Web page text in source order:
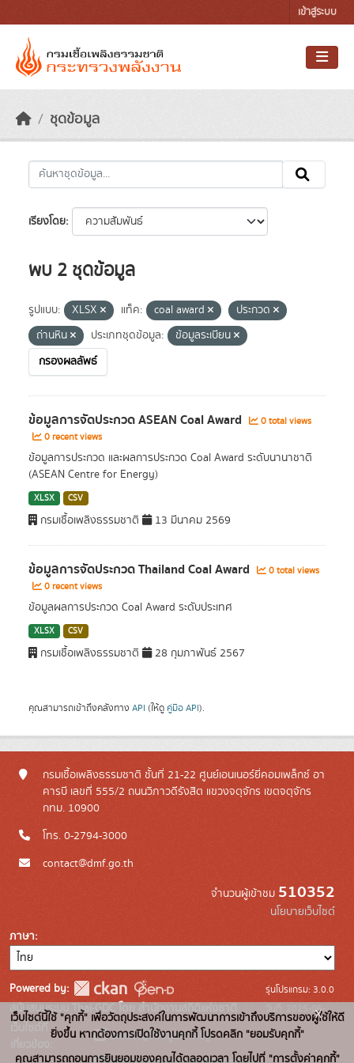
เข้าสู่ระบบ
ชุดข้อมูล
เรียงโดย
พบ 2 ชุดข้อมูล
รูปแบบ: XLSX แท็ค: coal award
ประกวด
ถ่านหิน
ประเภทชุดข้อมูล:
ข้อมูลระเบียน
กรองผลลัพธ์
ข้อมูลการจัดประกวด ASEAN Coal Award
0 total views
0 recent views
ข้อมูลการประกวด และผลการประกวด Coal Award ระดับนานาชาติ
(ASEAN Centre for Energy)
XLSX CSV
กรมเชื้อเพลิงธรรมชาติ 13 มีนาคม 2569
ข้อมูลการจัดประกวด Thailand Coal Award
0 total views
0 recent views
ข้อมูลผลการประกวด Coal Award ระดับประเทศ
XLSX CSV
กรมเชื้อเพลิงธรรมชาติ 28 กุมภาพันธ์ 2567
คุณสามารถเข้าถึงคลังทาง API (ให้ดู คู่มือ API).
กรมเชื้อเพลิงธรรมชาติ ชั้นที่ 21-22 ศูนย์เอนเนอร์ยี่คอมเพล็กซ์ อา
คารบี เลขที่ 555/2 ถนนวิภาวดีรังสิต แขวงจตุจักร เขตจตุจักร
กทม. 10900
โทร. 0-2794-3000
contact@dmf.go.th
จำนวนผู้เข้าชม 510352
นโยบายเว็บไซต์
ภาษา
Powered by:
สนับสนุนระบบ Thai-GDC โดย สำนักงานสถิติแห่งชาติ
ระบบบัญชีข้อมูลภาครัฐ
รุ่นโปรแกรม: 3.0.0
วันที่: 2025-06-
10
เว็บไซต์นี้ใช้ "คุกกี้" เพื่อวัตถุประสงค์ในการพัฒนาการเข้าถึงบริการของผู้ใช้ให้ดี
ยิ่งขึ้น หากต้องการเปิดใช้งานคุกกี้ โปรดคลิก "ยอมรับคุกกี้"
คุณสามารถถอนการยินยอมของคุณได้ตลอดเวลา โดยไปที่ "การตั้งค่าคุกกี้"
x